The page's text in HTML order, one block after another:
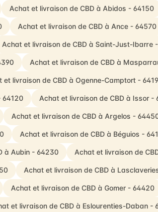
Achat et livraison de CBD à Abidos - 64150
Achat et livraison de CBD à Ance - 64570
Achat et livraison de CBD à Saint-Just-Ibarre
Achat et livraison de CBD à
et livraison de CBD à Ogenne-Camptort -
64120 Achat et livraison de CBD à Issor -
Achat et livraison de CBD à Argelos -
Achat et livraison de CBD à Béguios -
à Aubin - 64230 Achat et livraison de
Achat et livraison de CBD à
Achat et livraison de CBD à Gomer - 64420
et livraison de CBD à Eslourenties-Daban -